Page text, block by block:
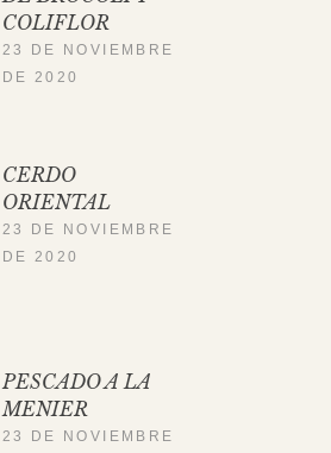
COLIFLOR
23 DE NOVIEMBRE
DE 2020
CERDO
ORIENTAL
23 DE NOVIEMBRE
DE 2020
PESCADO A LA
MENIER
23 DE NOVIEMBRE